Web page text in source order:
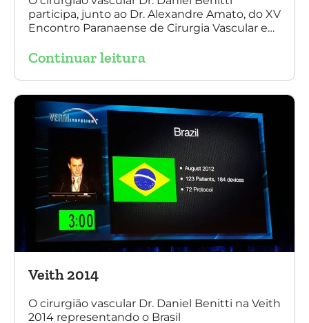
participa, junto ao Dr. Alexandre Amato, do XV
Encontro Paranaense de Cirurgia Vascular e
Continuar leitura
Veith 2014
O cirurgião vascular Dr. Daniel Benitti na Veith
2014 representando o Brasil